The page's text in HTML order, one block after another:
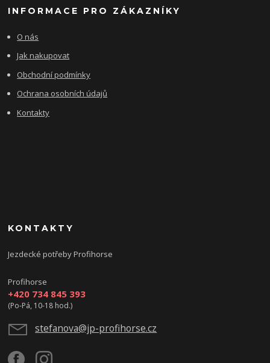
INFORMACE PRO ZÁKAZNÍKY
O nás
Jak nakupovat
Obchodní podmínky
Ochrana osobních údajů
Kontakty
KONTAKTY
Jezdecké potřeby Profihorse
Profihorse
+420 734 845 393
(Po-Pá, 10-18 hod.)
stefanova@jp-profihorse.cz